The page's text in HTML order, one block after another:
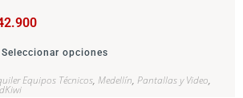
Seleccionar opciones
Equipos Técnicos, Medellín, Pantallas y Video,